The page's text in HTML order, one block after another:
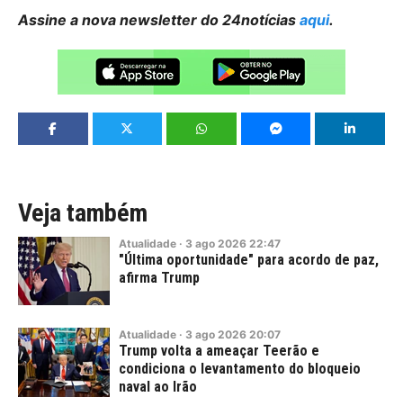
Assine a nova newsletter do 24notícias aqui.
Veja também
Atualidade · 3 ago 2026 22:47
"Última oportunidade" para acordo de paz,
afirma Trump
Atualidade · 3 ago 2026 20:07
Trump volta a ameaçar Teerão e
condiciona o levantamento do bloqueio
naval ao Irão